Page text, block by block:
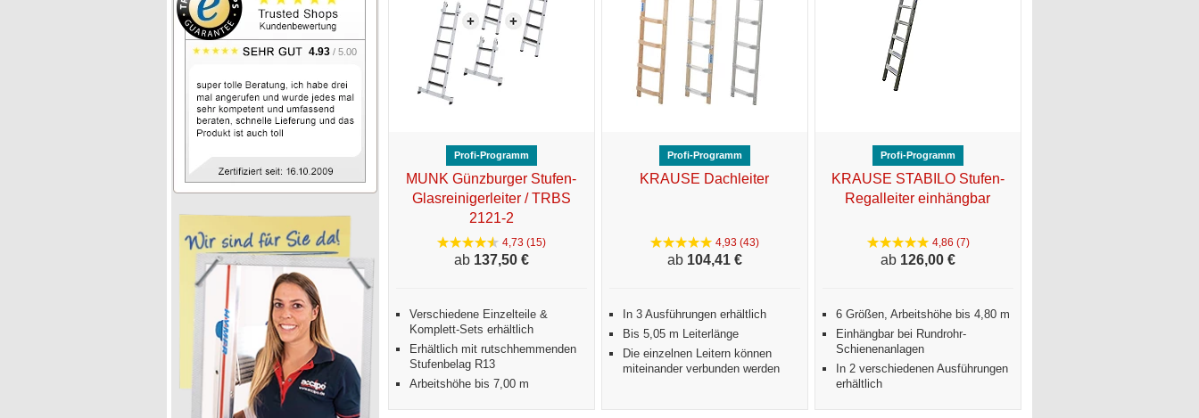
4.93 / 5.00
Profi-Programm
MUNK Günzburger Stufen-
Glasreinigerleiter / TRBS
2121-2
4,73 (15)
ab137,50 €
Verschiedene Einzelteile &
Komplett-Sets erhältlich
Erhältlich mit rutschhemmenden
Stufenbelag R13
Arbeitshöhe bis 7,00 m
Profi-Programm
KRAUSE Dachleiter
4,93 (43)
ab104,41 €
In 3 Ausführungen erhältlich
Bis 5,05 m Leiterlänge
Die einzelnen Leitern können
miteinander verbunden werden
Profi-Programm
KRAUSE STABILO Stufen-
Regalleiter einhängbar
4,86 (7)
ab126,00 €
6 Größen, Arbeitshöhe bis 4,80 m
Einhängbar bei Rundrohr-
Schienenanlagen
In 2 verschiedenen Ausführungen
erhältlich